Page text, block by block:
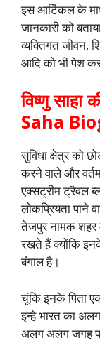
इस आर्टिकल के
जानकारी को
व्यक्तिगत जीवन,
आदि को भी पेश
विष्णु साहा
Saha
सुविधा क्षेत्र को
करने वाले और
एक्सट्रीम ट्रैवल
लोकप्रियता पाने
तेजपुर नामक शहर
रखते हैं क्योंकि
बंगाल है।
चूंकि इनके पिता
इन्हे भारत का
अलग अलग जगह पर